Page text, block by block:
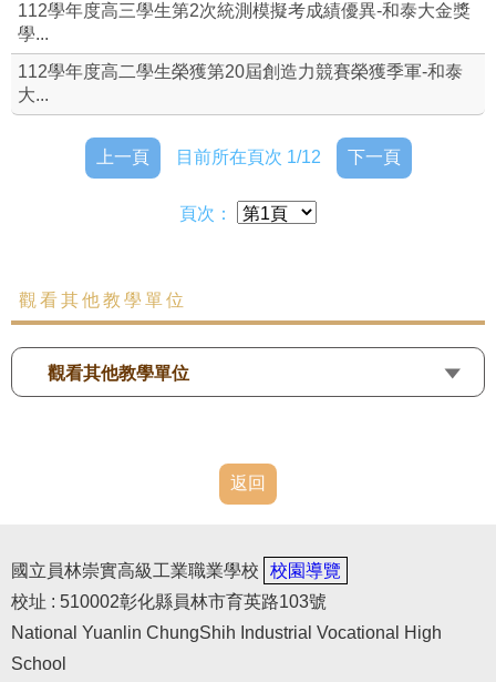
112學年度高三學生第2次統測模擬考成績優異-和泰大金獎
學...
112學年度高二學生榮獲第20屆創造力競賽榮獲季軍-和泰
大...
上一頁 目前所在頁次 1/12 下一頁
頁次：
觀看其他教學單位
觀看其他教學單位
返回
國立員林崇實高級工業職業學校
校園導覽
校址 : 510002彰化縣員林市育英路103號
National Yuanlin ChungShih Industrial Vocational High
School